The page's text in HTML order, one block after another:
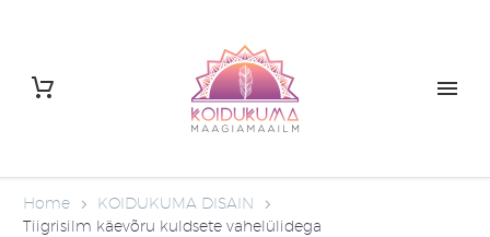
Home
KOIDUKUMA DISAIN
Tiigrisilm käevõru kuldsete vahelülidega